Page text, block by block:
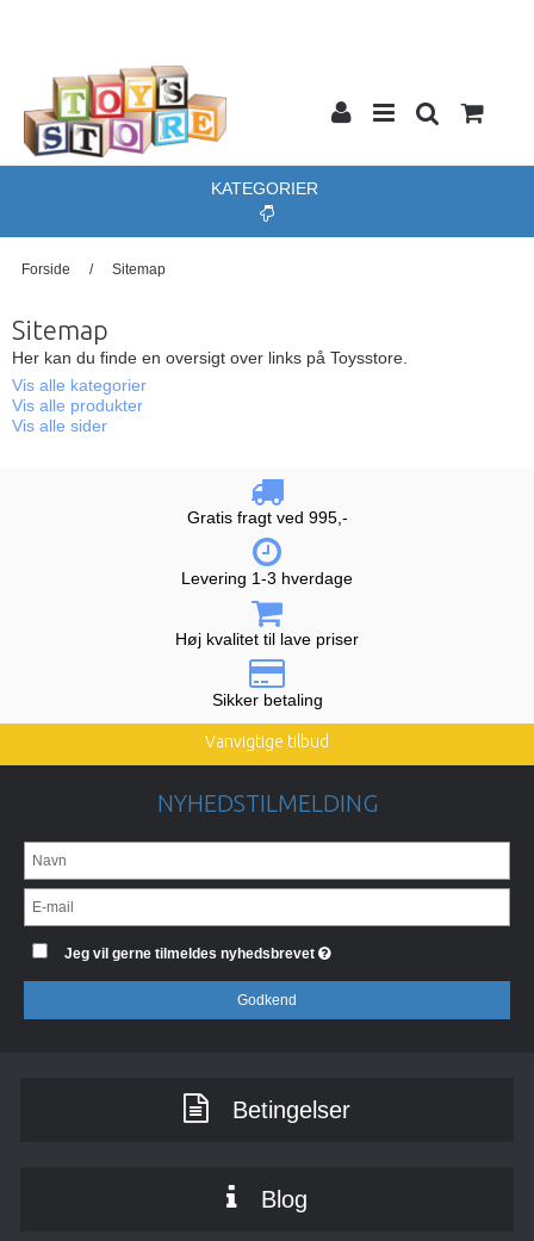
KATEGORIER
Forside / Sitemap
Sitemap
Her kan du finde en oversigt over links på Toysstore.
Vis alle kategorier
Vis alle produkter
Vis alle sider
Gratis fragt ved 995,-
Levering 1-3 hverdage
Høj kvalitet til lave priser
Sikker betaling
Vanvigtige tilbud
NYHEDSTILMELDING
Jeg vil gerne tilmeldes nyhedsbrevet
Godkend
Betingelser
Blog